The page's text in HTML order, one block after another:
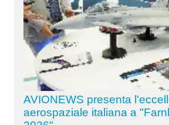
AVIONEWS presenta
aerospaziale italiana a